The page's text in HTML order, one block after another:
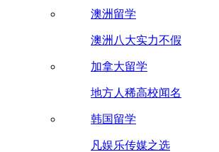
澳洲留学
澳洲八大实力不假
加拿大留学
地方人稀高校闻名
韩国留学
凡娱乐传媒之选